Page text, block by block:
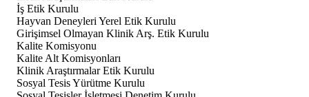
İş Etik Kurulu
Hayvan Deneyleri Yerel Etik Kurulu
Girişimsel Olmayan Klinik Arş. Etik Kurulu
Kalite Komisyonu
Kalite Alt Komisyonları
Klinik Araştırmalar Etik Kurulu
Sosyal Tesis Yürütme Kurulu